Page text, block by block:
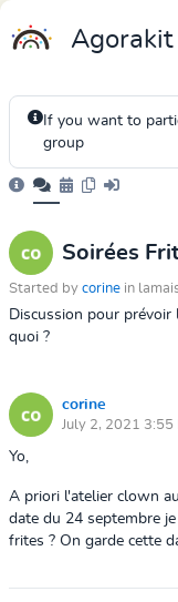
Agorakit
If you want to
group
Soirées
Started by corine in
Discussion pour prévoir
quoi ?
corine
July 2, 2021 3:55
Yo,
A priori l'atelier clown
date du 24 septembre
frites ? On garde cette